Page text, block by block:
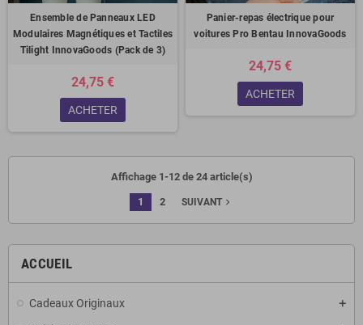
ACCUEIL
Cadeaux Originaux
Ensemble de Panneaux LED
Modulaires Magnétiques et Tactiles
Tilight InnovaGoods (Pack de 3)
24,75 €
ACHETER
Panier-repas électrique pour
voitures Pro Bentau InnovaGoods
24,75 €
ACHETER
Affichage 1-12 de 24 article(s)
1 2 SUIVANT navigate_next